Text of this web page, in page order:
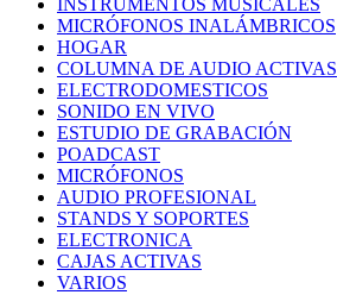
panel
panel
panel
panel
panel
INSTRUMENTOS MUSICALES
MICRÓFONOS INALÁMBRICOS
HOGAR
COLUMNA DE AUDIO ACTIVAS
ELECTRODOMESTICOS
SONIDO EN VIVO
ESTUDIO DE GRABACIÓN
POADCAST
MICRÓFONOS
AUDIO PROFESIONAL
STANDS Y SOPORTES
ELECTRONICA
CAJAS ACTIVAS
VARIOS